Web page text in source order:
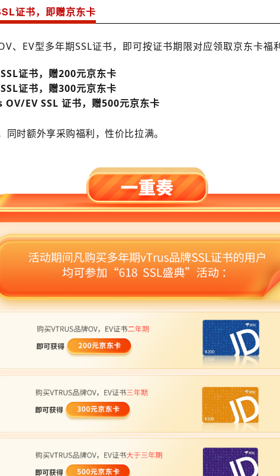
证书，即赠京东卡
、EV型多年期SSL证书，即可按证书期限对应领取京东卡福
证书，赠200元京东卡
证书，赠300元京东卡
OV/EV SSL 证书，赠500元京东卡
时额外享采购福利，性价比拉满。